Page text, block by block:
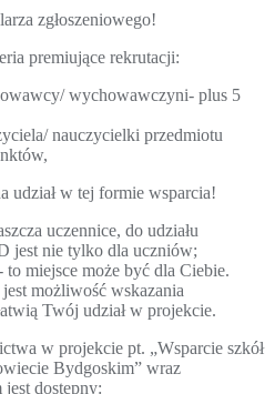
zgłoszeniowego!
premiujące rekrutacji:
wychowawczyni- plus 5
nauczycielki przedmiotu
udział w tej formie wsparcia!
uczennice, do udziału
jest nie tylko dla uczniów;
miejsce może być dla Ciebie.
możliwość wskazania
Twój udział w projekcie.
w projekcie pt. „Wsparcie szkół
Bydgoskim” wraz
dostępny: